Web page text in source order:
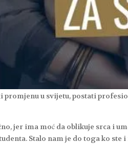
promjenu u svijetu, postati
jer ima moć da oblikuje srca i
Stalo nam je do toga ko